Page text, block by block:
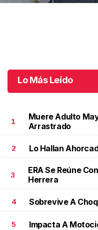
Lo Más Leído
1
Muere Adulto
Arrastrado
2 Lo Hallan
3
ERA Se Reúne
Herrera
4 Sobrevive A
5 Impacta A